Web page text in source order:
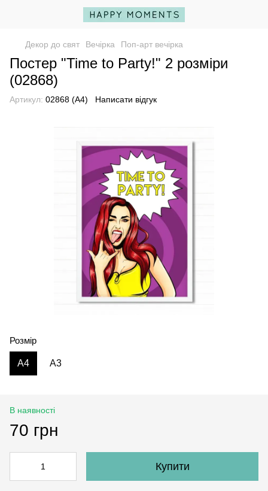
Декор до свят Вечірка Поп-арт вечірка
Постер "Time to Party!" 2 розміри
(02868)
Артикул: 02868 (А4) Написати відгук
Розмір
A4 A3
В наявності
70 грн
Купити